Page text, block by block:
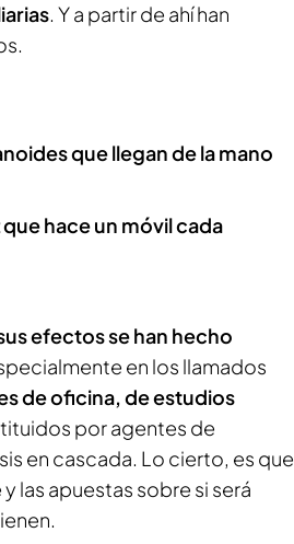
. Y a partir de ahí han
que llegan de la mano
que hace un móvil cada
efectos se han hecho
en los llamados
de oficina, de estudios
por agentes de
en cascada. Lo cierto, es que
las apuestas sobre si será